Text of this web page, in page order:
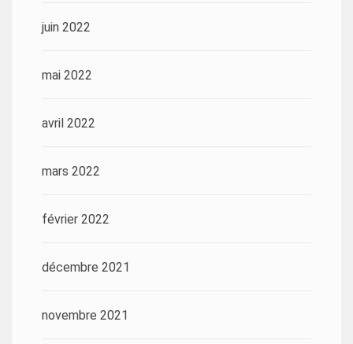
juin 2022
mai 2022
avril 2022
mars 2022
février 2022
décembre 2021
novembre 2021